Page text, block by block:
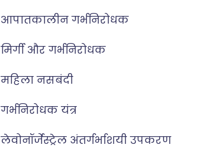
आपातकालीन गर्भनिरोधक
मिर्गी और गर्भनिरोधक
महिला नसबंदी
गर्भनिरोधक यंत्र
लेवोनॉर्जेस्ट्रेल अंतर्गर्भाशयी उपकरण